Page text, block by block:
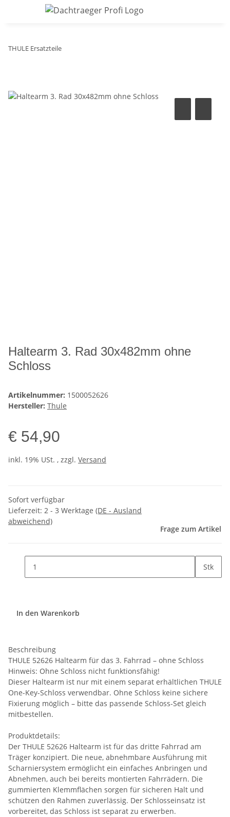
THULE Ersatzteile
Haltearm 3. Rad 30x482mm ohne
Schloss
Artikelnummer: 1500052626
Hersteller: Thule
€ 54,90
inkl. 19% USt. , zzgl. Versand
Sofort verfügbar
Lieferzeit: 2 - 3 Werktage (DE - Ausland
abweichend)
Frage zum Artikel
Stk
In den Warenkorb
Beschreibung
THULE 52626 Haltearm für das 3. Fahrrad – ohne Schloss
Hinweis: Ohne Schloss nicht funktionsfähig!
Dieser Haltearm ist nur mit einem separat erhältlichen THULE
One-Key-Schloss verwendbar. Ohne Schloss keine sichere
Fixierung möglich – bitte das passende Schloss-Set gleich
mitbestellen.
Produktdetails:
Der THULE 52626 Haltearm ist für das dritte Fahrrad am
Träger konzipiert. Die neue, abnehmbare Ausführung mit
Scharniersystem ermöglicht ein einfaches Anbringen und
Abnehmen, auch bei bereits montierten Fahrrädern. Die
gummierten Klemmflächen sorgen für sicheren Halt und
schützen den Rahmen zuverlässig. Der Schlosseinsatz ist
vorbereitet, das Schloss ist separat zu erwerben.